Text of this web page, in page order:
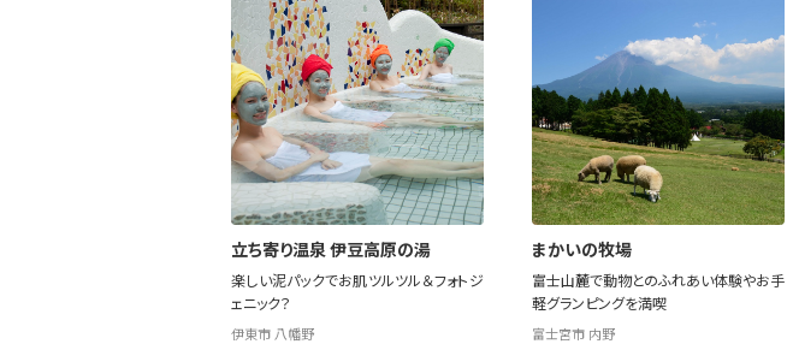
立ち寄り温泉 伊豆高原の湯
楽しい泥パックでお肌ツルツル＆フォトジ
ェニック？
伊東市 八幡野
まかいの牧場
富士山麓で動物とのふれあい体験やお手
軽グランピングを満喫
富士宮市 内野